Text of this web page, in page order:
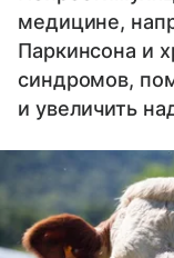
медицине,
Паркинсона и
синдромов,
и увеличить